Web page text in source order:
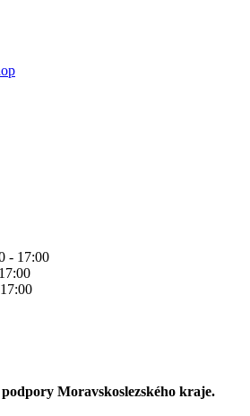
- 17:00
Moravskoslezského kraje.